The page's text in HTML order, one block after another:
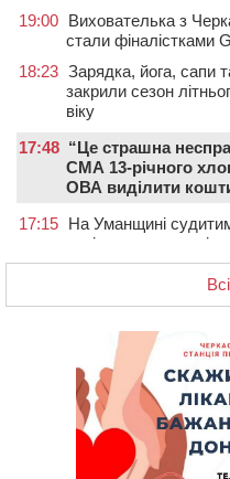
19:00 Вихователька з
стали фіналістками
18:23 Зарядка, йога, сапи
закрили сезон
віку
17:48 “Це страшна
СМА 13-річного
ОВА виділити
17:15 На Уманщині
освіти через
ціною
До 1 вересня у
розмітку біля
На честь загиблого
Черкасах відкрили
На Звенигородщині,